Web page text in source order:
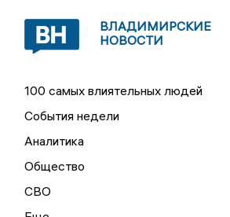
ВЛАДИМИРСКИЕ
НОВОСТИ
100 самых влиятельных людей
События недели
Аналитика
Общество
СВО